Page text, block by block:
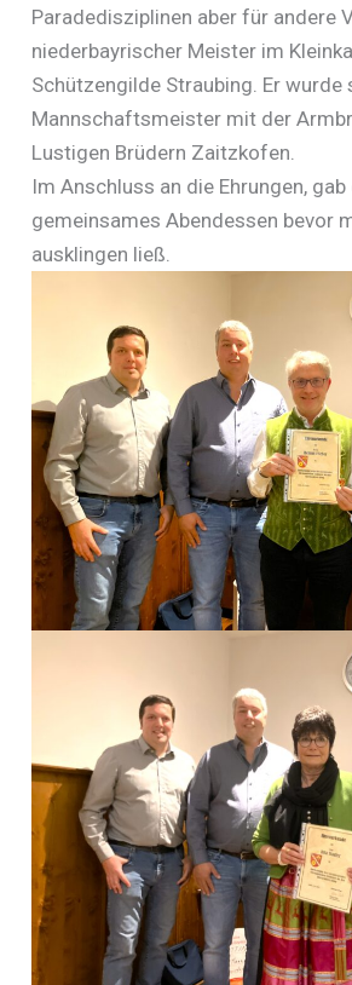
Paradedisziplinen aber für andere
niederbayrischer Meister im
Schützengilde Straubing. Er
Mannschaftsmeister mit der
Lustigen Brüdern Zaitzkofen.
Im Anschluss an die Ehrungen,
gemeinsames Abendessen bevor
ausklingen ließ.